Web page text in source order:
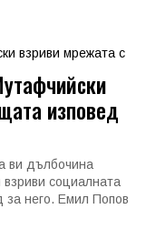
изповед
ви дълбочина
социалната
за него. Емил Попов